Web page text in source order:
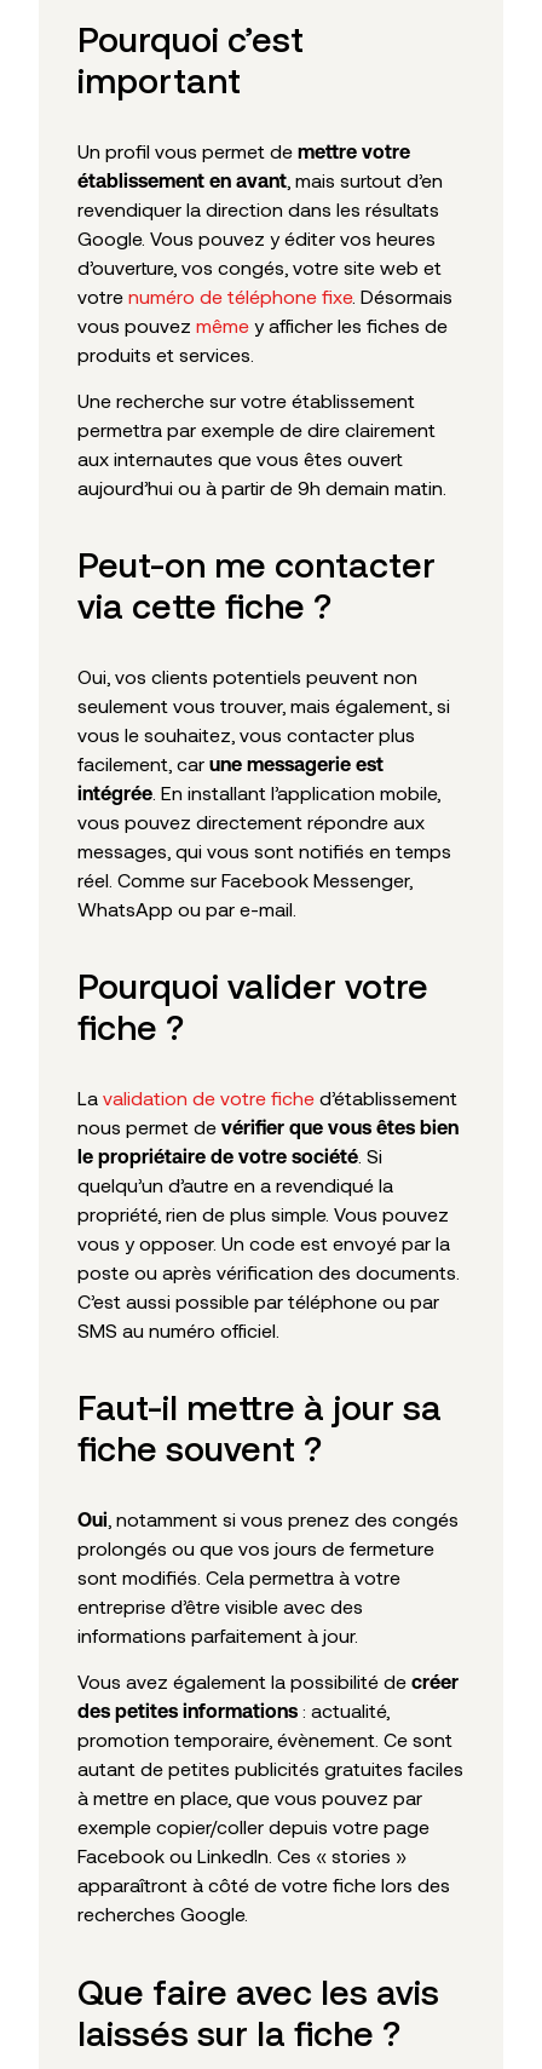
Pourquoi c’est
important
Un profil vous permet de mettre votre
établissement en avant , mais surtout d’en
revendiquer la direction dans les résultats
Google. Vous pouvez y éditer vos heures
d’ouverture, vos congés, votre site web et
votre numéro de téléphone fixe. Désormais
vous pouvez même y afficher les fiches de
produits et services.
Une recherche sur votre établissement
permettra par exemple de dire clairement
aux internautes que vous êtes ouvert
aujourd’hui ou à partir de 9h demain matin.
Peut-on me contacter
via cette fiche ?
Oui, vos clients potentiels peuvent non
seulement vous trouver, mais également, si
vous le souhaitez, vous contacter plus
facilement, car une messagerie est
intégrée . En installant l’application mobile,
vous pouvez directement répondre aux
messages, qui vous sont notifiés en temps
réel. Comme sur Facebook Messenger,
WhatsApp ou par e-mail.
Pourquoi valider votre
fiche ?
La validation de votre fiche d’établissement
nous permet de vérifier que vous êtes bien
le propriétaire de votre société . Si
quelqu’un d’autre en a revendiqué la
propriété, rien de plus simple. Vous pouvez
vous y opposer. Un code est envoyé par la
poste ou après vérification des documents.
C’est aussi possible par téléphone ou par
SMS au numéro officiel.
Faut-il mettre à jour sa
fiche souvent ?
Oui , notamment si vous prenez des congés
prolongés ou que vos jours de fermeture
sont modifiés. Cela permettra à votre
entreprise d’être visible avec des
informations parfaitement à jour.
Vous avez également la possibilité de créer
des petites informations : actualité,
promotion temporaire, évènement. Ce sont
autant de petites publicités gratuites faciles
à mettre en place, que vous pouvez par
exemple copier/coller depuis votre page
Facebook ou LinkedIn. Ces « stories »
apparaîtront à côté de votre fiche lors des
recherches Google.
Que faire avec les avis
laissés sur la fiche ?